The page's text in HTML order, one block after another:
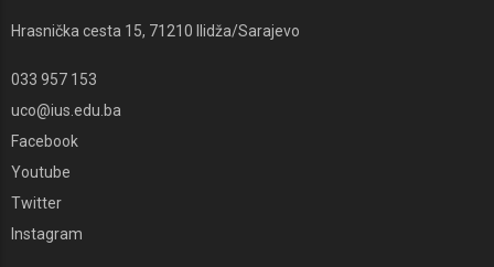
Hrasnička cesta 15, 71210 Ilidža/Sarajevo
033 957 153
uco@ius.edu.ba
Facebook
Youtube
Twitter
Instagram